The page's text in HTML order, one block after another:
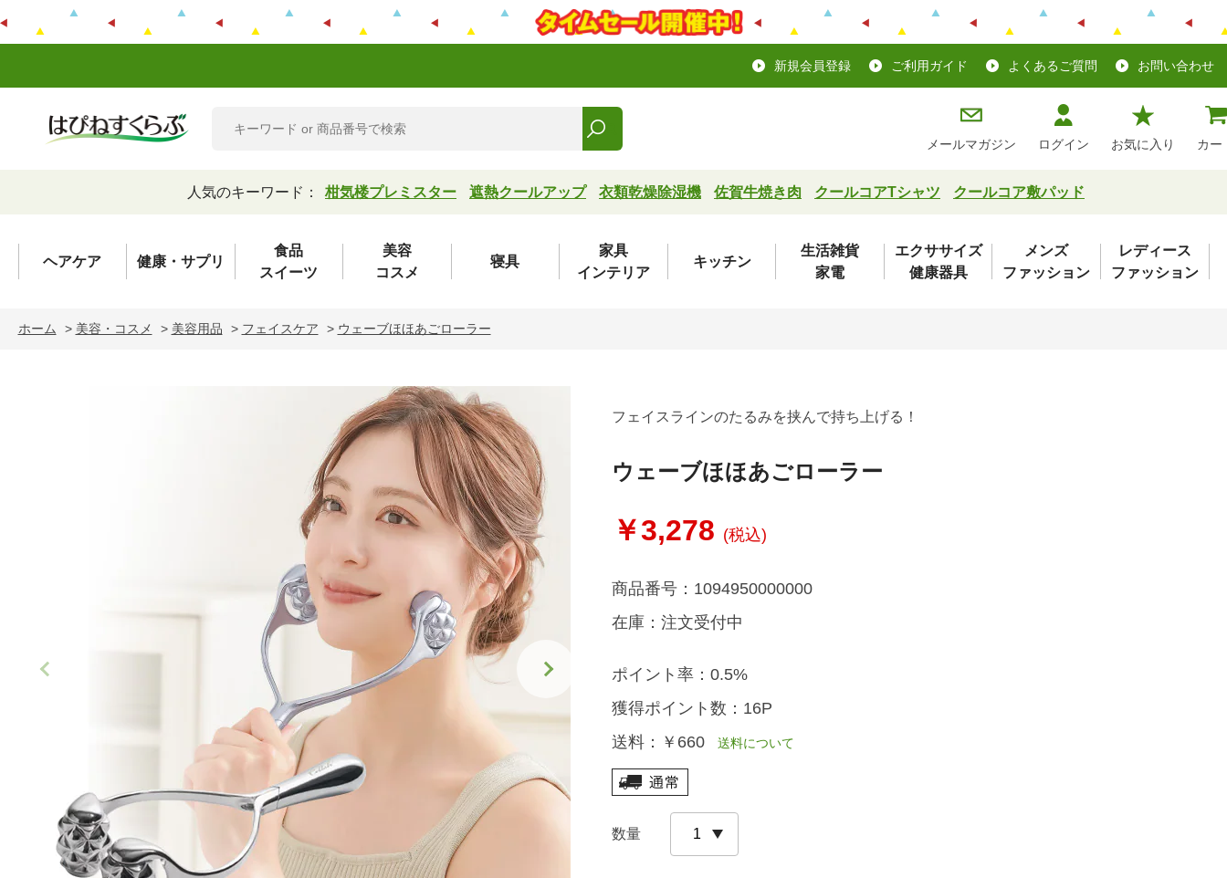
新規会員登録 ご利用ガイド よくあるご質問 お問い合わせ
メールマガジン ログイン お気に入り カー
人気のキーワード： 柑気楼プレミスター 遮熱クールアップ 衣類乾燥除湿機 佐賀牛焼き肉 クールコアTシャツ クールコア敷パッド
ヘアケア 健康・サプリ
食品
スイーツ
美容
コスメ
寝具
家具
インテリア
キッチン
生活雑貨
家電
エクササイズ
健康器具
メンズ
ファッション
レディース
ファッション
ホーム > 美容・コスメ > 美容用品 > フェイスケア > ウェーブほほあごローラー
フェイスラインのたるみを挟んで持ち上げる！
ウェーブほほあごローラー
￥3,278 (税込)
商品番号： 1094950000000
在庫： 注文受付中
ポイント率： 0.5%
獲得ポイント数： 16P
送料： ￥660送料について
数量